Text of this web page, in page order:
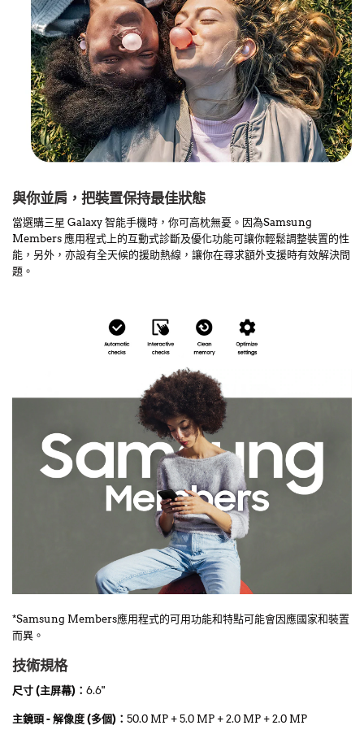
與你並肩，把裝置保持最佳狀態
當選購三星 Galaxy 智能手機時，你可高枕無憂。因為Samsung
Members 應用程式上的互動式診斷及優化功能可讓你輕鬆調整裝置的性
能，另外，亦設有全天候的援助熱線，讓你在尋求額外支援時有效解決問
題。
*Samsung Members應用程式的可用功能和特點可能會因應國家和裝置
而異。
技術規格
尺寸 (主屏幕)： 6.6"
主鏡頭 - 解像度 (多個)： 50.0 MP + 5.0 MP + 2.0 MP + 2.0 MP